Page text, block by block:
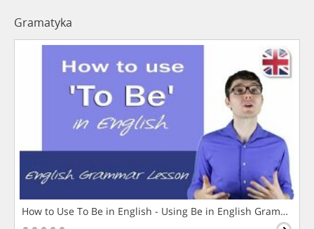
Gramatyka
How to Use To Be in English - Using Be in English Grammar